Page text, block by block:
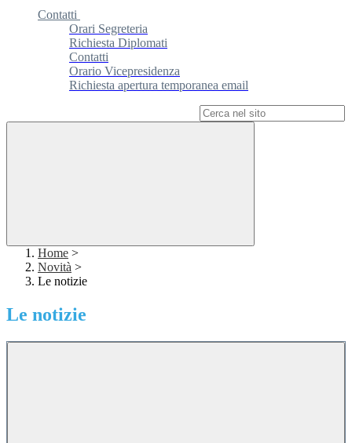
Contatti
Orari Segreteria
Richiesta Diplomati
Contatti
Orario Vicepresidenza
Richiesta apertura temporanea email
Home >
Novità >
Le notizie
Le notizie